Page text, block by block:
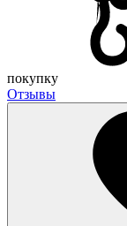
покупку
Отзывы